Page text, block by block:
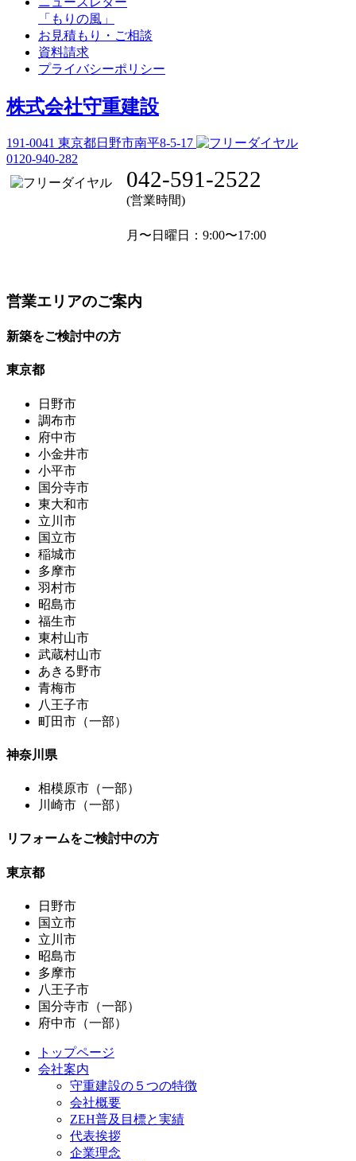
「もりの風」
お見積もり・ご相談
資料請求
プライバシーポリシー
株式会社守重建設
191-0041 東京都日野市南平8-5-17
0120-940-282
042-591-2522
(営業時間)
月〜日曜日 ：9:00〜17:00
営業エリアのご案内
新築をご検討中の方
東京都
日野市
調布市
府中市
小金井市
小平市
国分寺市
東大和市
立川市
国立市
稲城市
多摩市
羽村市
昭島市
福生市
東村山市
武蔵村山市
あきる野市
青梅市
八王子市
町田市（一部）
神奈川県
相模原市（一部）
川崎市（一部）
リフォームをご検討中の方
東京都
日野市
国立市
立川市
昭島市
多摩市
八王子市
国分寺市（一部）
府中市（一部）
トップページ
会社案内
守重建設の５つの特徴
会社概要
ZEH普及目標と実績
代表挨拶
企業理念